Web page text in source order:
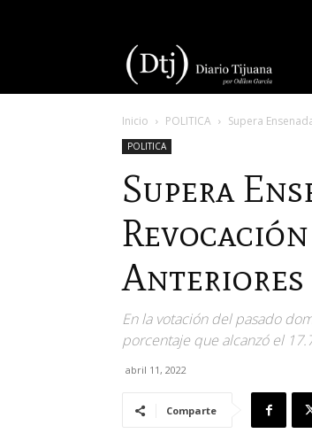
Inicio POLITICA Supera
POLITICA
Supera
Anteriores
En la votación del pasado
porcentaje que alcanzó el
abril 11, 2022
Comparte